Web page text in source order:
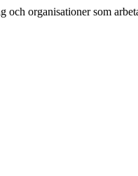
och organisationer som